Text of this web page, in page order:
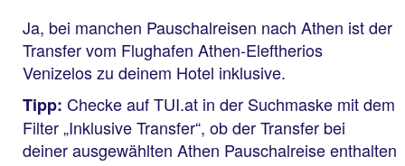
Ja, bei manchen Pauschalreisen nach Athen ist der
Transfer vom Flughafen Athen-Eleftherios
Venizelos zu deinem Hotel inklusive.
Tipp: Checke auf TUI.at in der Suchmaske mit dem
Filter „Inklusive Transfer“, ob der Transfer bei
deiner ausgewählten Athen Pauschalreise enthalten